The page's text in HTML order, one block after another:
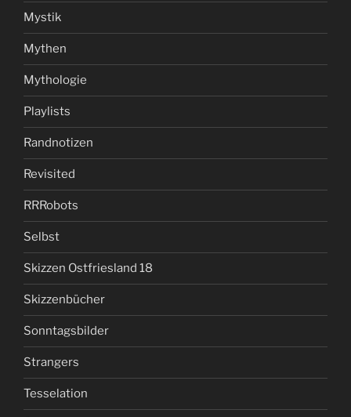
Mystik
Mythen
Mythologie
Playlists
Randnotizen
Revisited
RRRobots
Selbst
Skizzen Ostfriesland 18
Skizzenbücher
Sonntagsbilder
Strangers
Tesselation